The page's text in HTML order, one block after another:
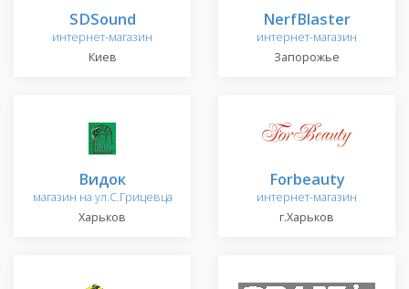
SDSound
интернет-магазин
Киев
NerfBlaster
интернет-магазин
Запорожье
Видок
магазин на ул.С.Грицевца
Харьков
Forbeauty
интернет-магазин
г.Харьков